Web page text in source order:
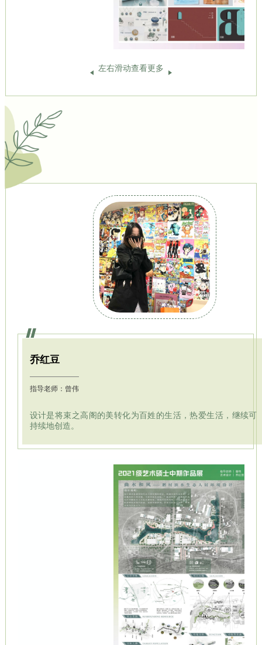
左右滑动查看更多
乔红豆
指导老师：曾伟
设计是将束之高阁的美转化为百姓的生活，热爱生活，继续可
持续地创造。